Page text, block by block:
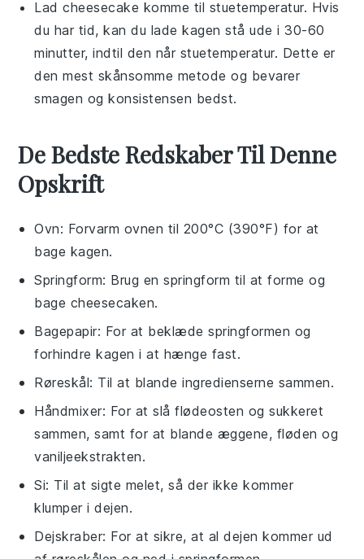
Ladcheesecake komme til stuetemperatur. Hvis
du har tid, kan du lade kagen stå ude i 30-60
minutter, indtil den når stuetemperatur. Dette er
den mest skånsomme metode og bevarer
smagen og konsistensen bedst.
De Bedste Redskaber Til Denne
Opskrift
Ovn: Forvarm ovnen til 200°C (390°F) for at
bage kagen.
Springform: Brug en springform til at forme og
bage cheesecaken.
Bagepapir: For at beklæde springformen og
forhindre kagen i at hænge fast.
Røreskål: Til at blande ingredienserne sammen.
Håndmixer: For at slå flødeosten og sukkeret
sammen, samt for at blande æggene, fløden og
vaniljeekstrakten.
Si: Til at sigte melet, så der ikke kommer
klumper i dejen.
Dejskraber: For at sikre, at al dejen kommer ud